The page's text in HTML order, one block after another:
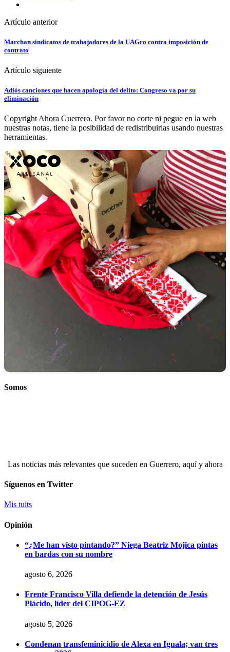
Artículo anterior
Marchan sindicatos de trabajadores de la UAGro contra imposición de
contrato
Artículo siguiente
Adiós canciones que hacen apología del delito: Congreso va por su
eliminación
Copyright Ahora Guerrero. Por favor no corte ni pegue en la web
nuestras notas, tiene la posibilidad de redistribuirlas usando nuestras
herramientas.
Somos
Las noticias más relevantes que suceden en Guerrero, aquí y ahora
Síguenos en Twitter
Mis tuits
Opinión
“¿Me han visto pintando?” Niega Beatriz Mojica pintas
en bardas con su nombre
agosto 6, 2026
Frente Francisco Villa defiende la detención de Jesús
Plácido, líder del CIPOG-EZ
agosto 5, 2026
Condenan transfeminicidio de Alexa en Iguala; van tres